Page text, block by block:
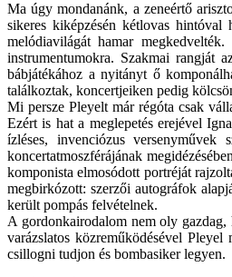
Ma úgy mondanánk, a zeneértő
sikeres kiképzésén kétlovas
melódiavilágát hamar
instrumentumokra. Szakmai rangját
bábjátékához a nyitányt ő
találkoztak, koncertjeiken pedig
Mi persze Pleyelt már régóta csak
Ezért is hat a meglepetés erejével
ízléses, invenciózus versenyművek
koncertatmoszférájának
komponista elmosódott portréját
megbirkózott: szerzői autográfok
került pompás felvételnek.
A gordonkairodalom nem oly gazdag,
varázslatos közreműködésével
csillogni tudjon és bombasiker legyen.